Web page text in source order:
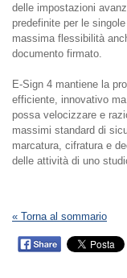
delle impostazioni
predefinite per le
massima flessibilità
documento firmato.
E-Sign 4 mantiene la
efficiente, innovativo
possa velocizzare e
massimi standard di
marcatura, cifratura e
delle attività di uno
« Torna al sommario